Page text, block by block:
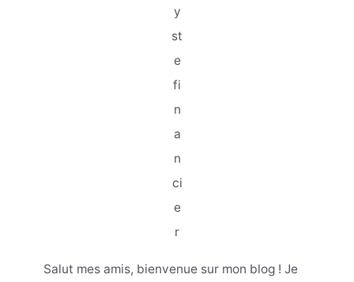
y
st
e
fi
n
a
n
ci
e
r
Salut mes amis, bienvenue sur mon blog ! Je